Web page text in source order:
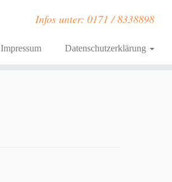
Infos unter: 0171 / 8338898
Impressum Datenschutzerklärung